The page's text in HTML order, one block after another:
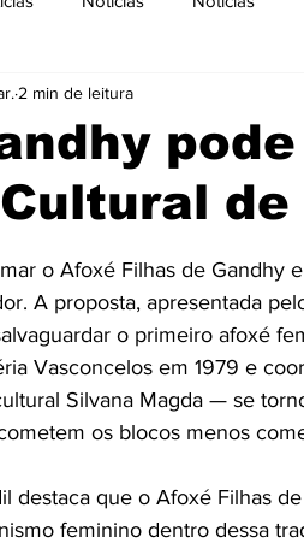
Coluna
Enquete Eventosde
2 min de leitura
o Afoxé Filhas de Gandhy
A proposta, apresentada
o primeiro afoxé
Vasconcelos em 1979 e
Silvana Magda — se
os blocos menos
destaca que o Afoxé Filhas
feminino dentro dessa